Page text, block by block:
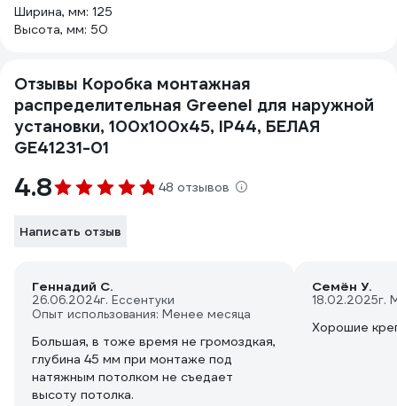
Ширина, мм: 125
Высота, мм: 50
Отзывы Коробка монтажная
распределительная Greenel для наружной
установки, 100х100х45, IP44, БЕЛАЯ
GE41231-01
4.8 48 отзывов
Написать отзыв
Геннадий С.
26.06.2024г. Ессентуки
Опыт использования: Менее месяца
Большая, в тоже время не громоздкая,
глубина 45 мм при монтаже под
натяжным потолком не съедает
высоту потолка.
Семён У.
18.02.2025г.
Хорошие